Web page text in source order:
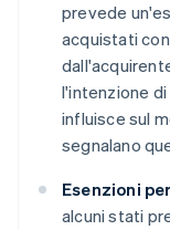
prevede
acquistati
l'intenzione
influisce sul
segnalano
Esenzioni
alcuni stati